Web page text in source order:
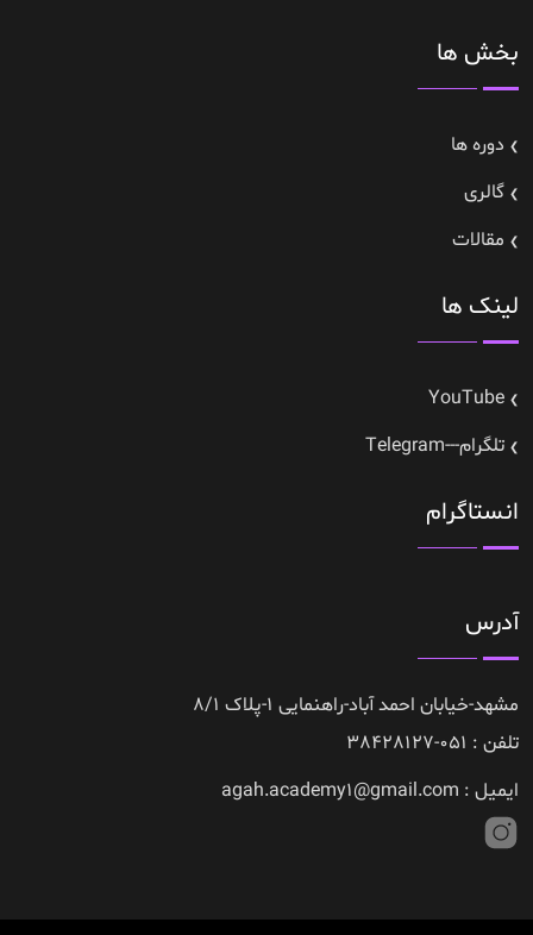
بخش ها
دوره ها
گالری
مقالات
لینک ها
YouTube
تلگرام---Telegram
انستاگرام
آدرس
مشهد-خیابان احمد آباد-راهنمایی 1-پلاک 8/1
تلفن : 051-38428127
ایمیل : agah.academy1@gmail.com